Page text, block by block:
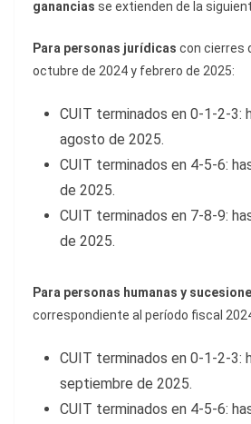
ganancias se extienden de la
Para personas jurídicas con cierres
octubre de 2024 y febrero de 2025:
CUIT terminados en 0-1-2-3:
agosto de 2025.
CUIT terminados en 4-5-6:
de 2025.
CUIT terminados en 7-8-9:
de 2025.
Para personas humanas y
correspondiente al período fiscal
CUIT terminados en 0-1-2-3:
septiembre de 2025.
CUIT terminados en 4-5-6: